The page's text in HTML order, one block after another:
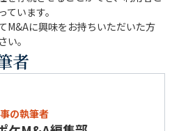
います。
M&Aに興味をお持ちいただいた方
。
者
の執筆者